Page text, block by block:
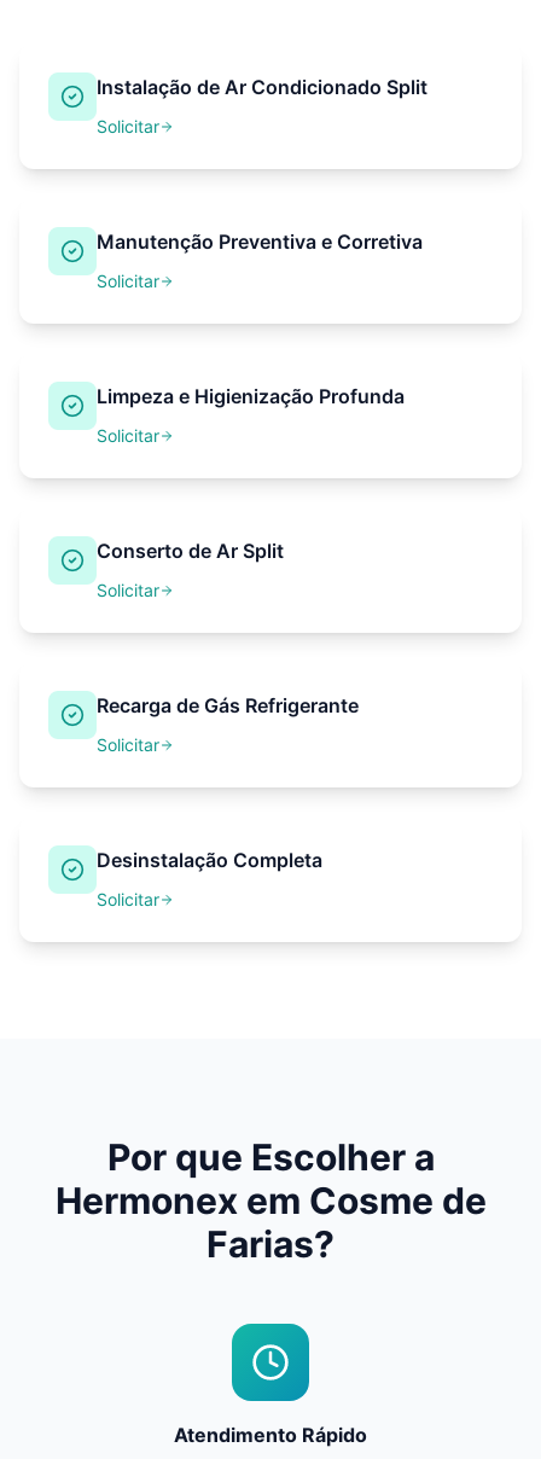
Instalação de Ar Condicionado Split
Solicitar
Manutenção Preventiva e Corretiva
Solicitar
Limpeza e Higienização Profunda
Solicitar
Conserto de Ar Split
Solicitar
Recarga de Gás Refrigerante
Solicitar
Desinstalação Completa
Solicitar
Por que Escolher a
Hermonex em Cosme de
Farias?
Atendimento Rápido